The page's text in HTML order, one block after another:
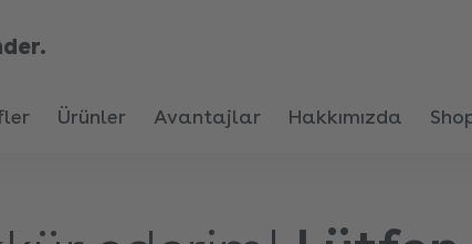
Ürünler Avantajlar Hakkımızda